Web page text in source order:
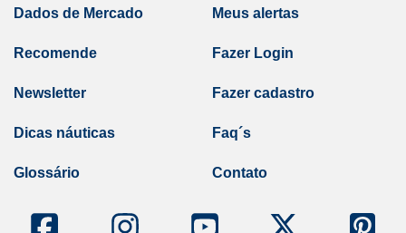
Dados de Mercado Meus alertas
Recomende
Newsletter
Dicas náuticas
Glossário
Fazer Login
Fazer cadastro
Faq´s
Contato